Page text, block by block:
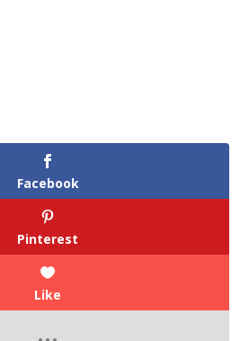
Facebook
Pinterest
Like